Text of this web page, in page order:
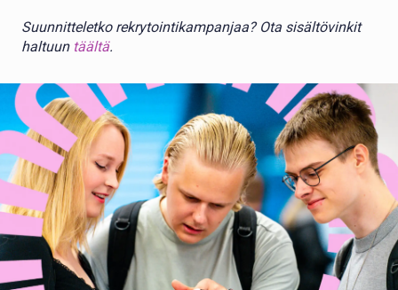
Suunnitteletko rekrytointikampanjaa? Ota sisältövinkit
haltuun täältä.